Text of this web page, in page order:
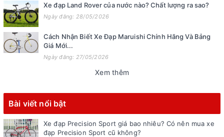
Xe đạp Land Rover của nước nào? Chất lượng ra sao?
Ngày đăng: 28/05/2026
Cách Nhận Biết Xe Đạp Maruishi Chính Hãng Và Bảng
Giá Mới...
Ngày đăng: 27/05/2026
Xem thêm
Bài viết nổi bật
Xe đạp Precision Sport giá bao nhiêu? Có nên mua xe
đạp Precision Sport cũ không?